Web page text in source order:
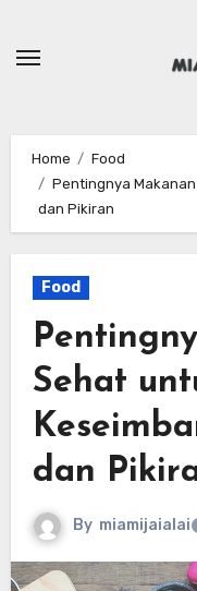
Home
Food
Pentingnya
dan Pikiran
Food
Sehat
dan
By miamijaialai